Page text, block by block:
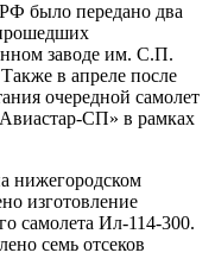
было передано два
заводе им. С.П.
в апреле после
очередной самолет
СП» в рамках
нижегородском
изготовление
самолета Ил-114-300.
семь отсеков